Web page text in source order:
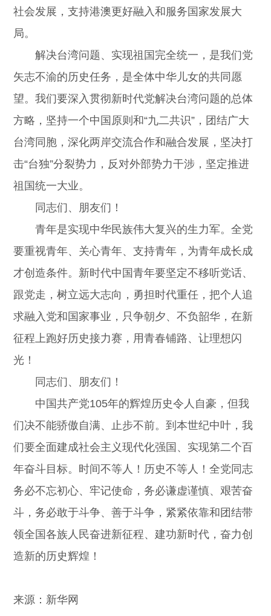
社会发展，支持港澳更好融入和服务国家发展大
局。
解决台湾问题、实现祖国完全统一，是我们党
矢志不渝的历史任务，是全体中华儿女的共同愿
望。我们要深入贯彻新时代党解决台湾问题的总体
方略，坚持一个中国原则和“九二共识”，团结广大
台湾同胞，深化两岸交流合作和融合发展，坚决打
击“台独”分裂势力，反对外部势力干涉，坚定推进
祖国统一大业。
同志们、朋友们！
青年是实现中华民族伟大复兴的生力军。全党
要重视青年、关心青年、支持青年，为青年成长成
才创造条件。新时代中国青年要坚定不移听党话、
跟党走，树立远大志向，勇担时代重任，把个人追
求融入党和国家事业，只争朝夕、不负韶华，在新
征程上跑好历史接力赛，用青春铺路、让理想闪
光！
同志们、朋友们！
中国共产党105年的辉煌历史令人自豪，但我
们决不能骄傲自满、止步不前。到本世纪中叶，我
们要全面建成社会主义现代化强国、实现第二个百
年奋斗目标。时间不等人！历史不等人！全党同志
务必不忘初心、牢记使命，务必谦虚谨慎、艰苦奋
斗，务必敢于斗争、善于斗争，紧紧依靠和团结带
领全国各族人民奋进新征程、建功新时代，奋力创
造新的历史辉煌！
来源：新华网